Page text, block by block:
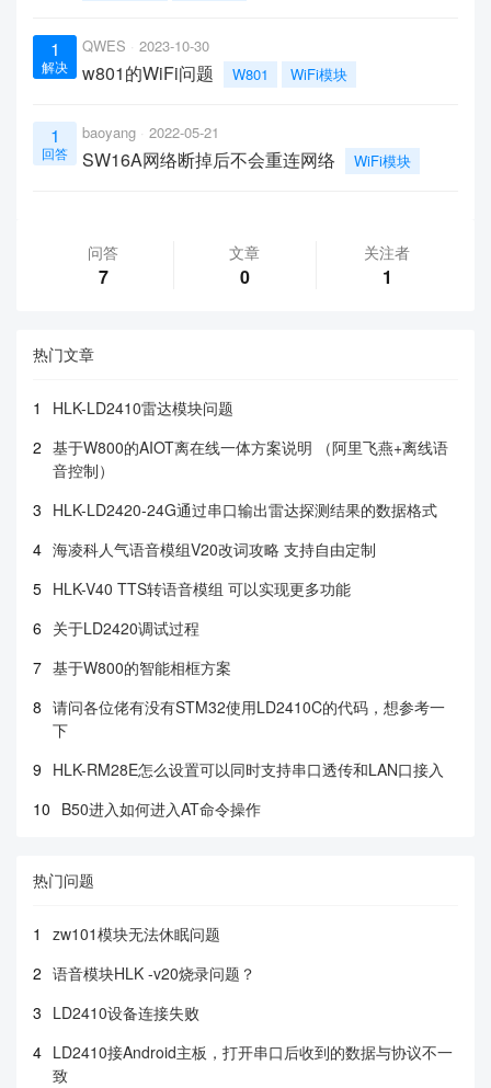
1
解决
QWES 2023-10-30
w801的WiFi问题 W801 WiFi模块
1
回答
baoyang 2022-05-21
SW16A网络断掉后不会重连网络 WiFi模块
问答
7
文章
0
关注者
1
热门文章
1
HLK-LD2410雷达模块问题
2 基于W800的AIOT离在线一体方案说明 （阿里飞燕+离线语
音控制）
3 HLK-LD2420-24G通过串口输出雷达探测结果的数据格式
4 海凌科人气语音模组V20改词攻略 支持自由定制
5 HLK-V40 TTS转语音模组 可以实现更多功能
6 关于LD2420调试过程
7 基于W800的智能相框方案
8 请问各位佬有没有STM32使用LD2410C的代码，想参考一
下
9 HLK-RM28E怎么设置可以同时支持串口透传和LAN口接入
10 B50进入如何进入AT命令操作
热门问题
1
zw101模块无法休眠问题
2 语音模块HLK -v20烧录问题？
3 LD2410设备连接失败
4 LD2410接Android主板，打开串口后收到的数据与协议不一
致